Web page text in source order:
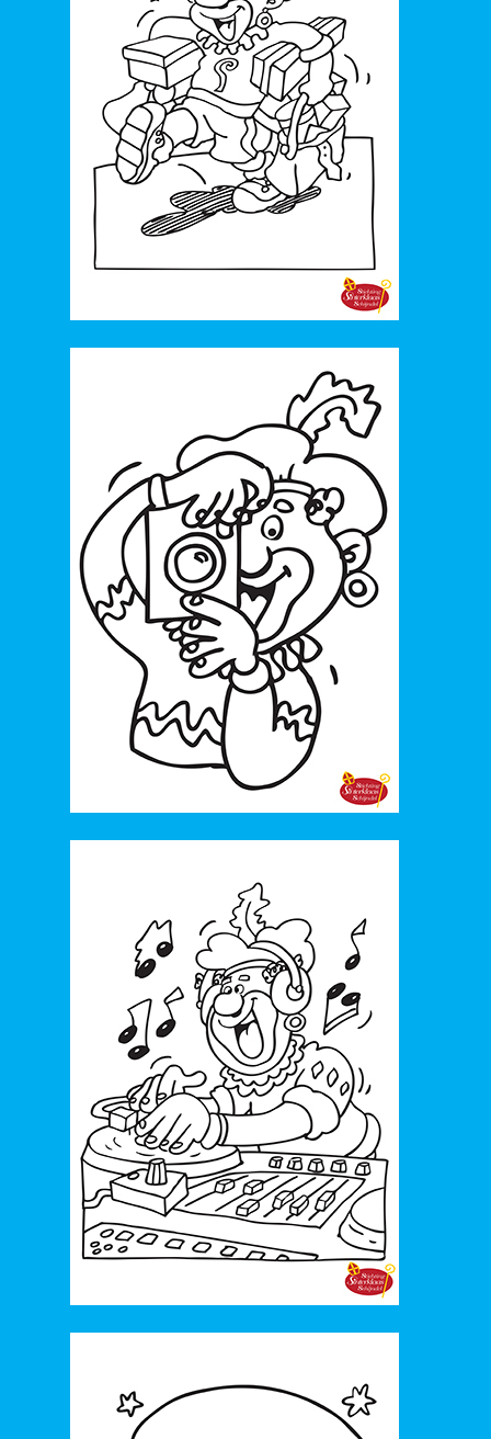
29. 2019_Letters zijn de baas
30. 2019_Ons Piratenleven
31. 2019_'t Boek van Sinterklaas
32. 2019_'t is een Feest 2.0
33. 2018_De wonderlijke ring van Sinterklaas
34. 2018_Ik ben rijk
36. 2018_Sinterklaas 2.0
37. 2018_'t is Feest bij alle kinderen
38. 2018_Hiep hiep hoera
39. 2017_We hebben jou nodig
40. 2017_Waar is dat feestje?
41. 2017_Sint is vet cool
42. 2017_Kluslied
43. 2017_Lekkere Slagroomtaart
44. 2017_Abracadabra
45. 2017_Hij komt eraan
46. 2016_Speurlied
49. 2016_Mietenlied
50. 2016_Meneer de directeur
51. 2016_Feest
52. 2015_Waar is nu de sleutel?
53. 2015_Sinterklaasje
54. 2015_Kom op Sinterklaasje
55. 2014_Sinterklaas heeft zorgen
56. 2014_Sint
60. 2014_Glazenpietenhuis